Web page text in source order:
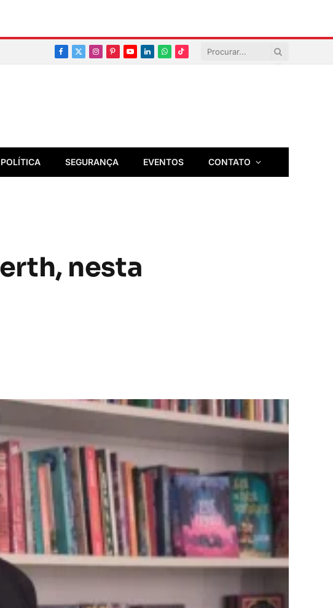
Facebook
X
Instagram
PinterestYouTubeLinkedInWhatsapp
TikTok
POLÍTICA SEGURANÇA EVENTOS CONTATO
nesta